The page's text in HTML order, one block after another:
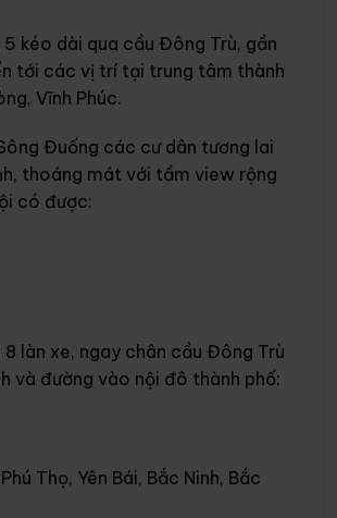
kéo dài qua cầu Đông Trù, gần
tới các vị trí tại trung tâm thành
Vĩnh Phúc.
Đuống các cư dân tương lai
thoáng mát với tầm view rộng
có được:
làn xe, ngay chân cầu Đông Trù
và đường vào nội đô thành phố:
Thọ, Yên Bái, Bắc Ninh, Bắc